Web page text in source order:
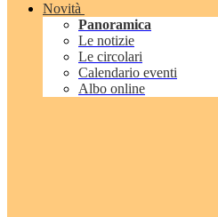
Novità
Panoramica
Le notizie
Le circolari
Calendario eventi
Albo online